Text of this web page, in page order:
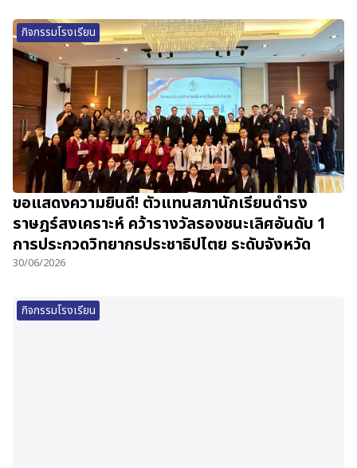
กิจกรรมโรงเรียน
ขอแสดงความยินดี! ตัวแทนสภานักเรียนดำรง
ราษฎร์สงเคราะห์ คว้ารางวัลรองชนะเลิศอันดับ 1
การประกวดวิทยากรประชาธิปไตย ระดับจังหวัด
30/06/2026
กิจกรรมโรงเรียน